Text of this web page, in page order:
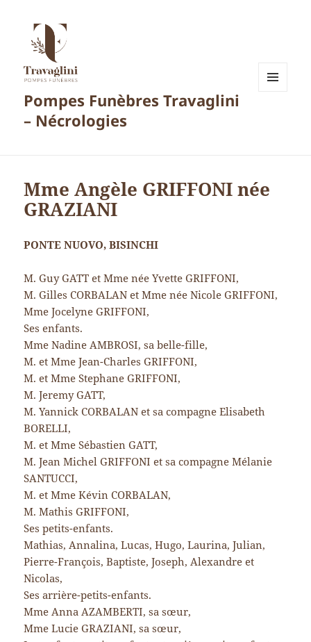
Pompes Funèbres Travaglini
– Nécrologies
Mme Angèle GRIFFONI née
GRAZIANI
PONTE NUOVO, BISINCHI
M. Guy GATT et Mme née Yvette GRIFFONI,
M. Gilles CORBALAN et Mme née Nicole GRIFFONI,
Mme Jocelyne GRIFFONI,
Ses enfants.
Mme Nadine AMBROSI, sa belle-fille,
M. et Mme Jean-Charles GRIFFONI,
M. et Mme Stephane GRIFFONI,
M. Jeremy GATT,
M. Yannick CORBALAN et sa compagne Elisabeth
BORELLI,
M. et Mme Sébastien GATT,
M. Jean Michel GRIFFONI et sa compagne Mélanie
SANTUCCI,
M. et Mme Kévin CORBALAN,
M. Mathis GRIFFONI,
Ses petits-enfants.
Mathias, Annalina, Lucas, Hugo, Laurina, Julian,
Pierre-François, Baptiste, Joseph, Alexandre et
Nicolas,
Ses arrière-petits-enfants.
Mme Anna AZAMBERTI, sa sœur,
Mme Lucie GRAZIANI, sa sœur,